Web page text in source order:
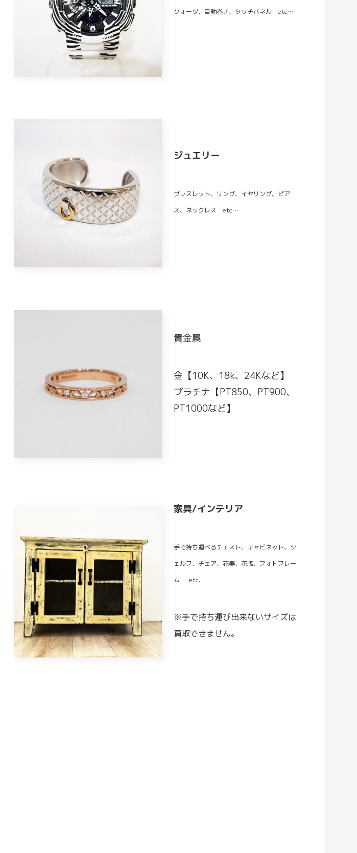
クォーツ、自動巻き、タッチパネル etc…
ジュエリー
ブレスレット、リング、イヤリング、ピア
ス、ネックレス etc…
貴金属
金【10K、18k、24Kなど】
プラチナ【PT850、PT900、
PT1000など】
家具/インテリア
手で持ち運べるチェスト、キャビネット、シ
ェルフ、チェア、花器、花瓶、フォトフレー
ム
etc..
※手で持ち運び出来ないサイズは
買取できません。